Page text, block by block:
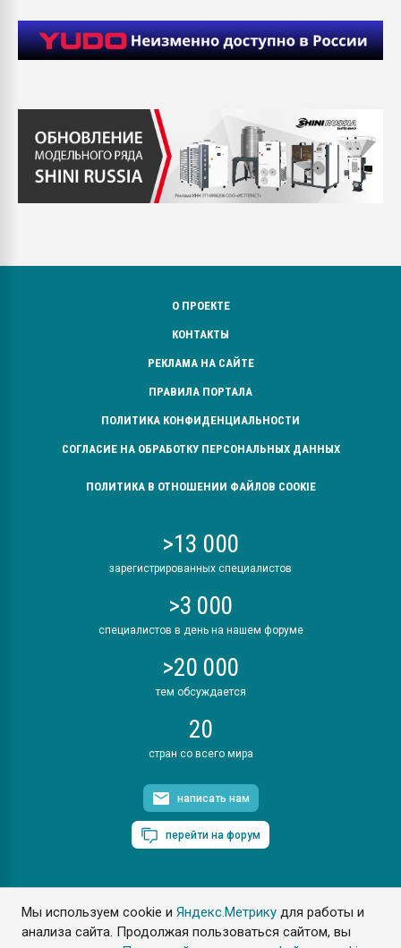
Мы используем cookie иЯндекс.Метрику для работы и
анализа сайта. Продолжая пользоваться сайтом, вы
О ПРОЕКТЕ
КОНТАКТЫ
РЕКЛАМА НА САЙТЕ
ПРАВИЛА ПОРТАЛА
ПОЛИТИКА КОНФИДЕНЦИАЛЬНОСТИ
СОГЛАСИЕ НА ОБРАБОТКУ ПЕРСОНАЛЬНЫХ ДАННЫХ
ПОЛИТИКА В ОТНОШЕНИИ ФАЙЛОВ COOKIE
>13 000
зарегистрированных специалистов
>3 000
специалистов в день на нашем форуме
>20 000
тем обсуждается
20
стран со всего мира
написать нам
перейти на форум
ПластЭксперт © 2006. Все права защищены
Разрешается копирование материалов сайта с обязательной